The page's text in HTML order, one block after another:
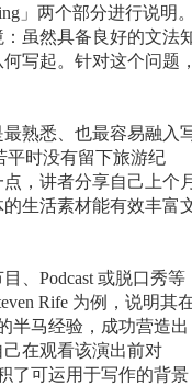
」两个部分进行说明
虽然具备良好的文法
写起。针对这个问题
熟悉、也最容易融入
平时没有留下旅游纪
，讲者分享自己上个
生活素材能有效丰富
、 Podcast 或脱口秀等
Rife 为例，说明其
半马经验，成功营造出
在观看该演出前对
了可运用于写作的背景